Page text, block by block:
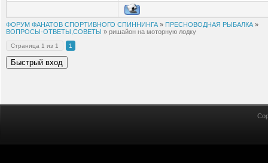
ФОРУМ ФАНАТОВ СПОРТИВНОГО СПИННИНГА » ПРЕСНОВОДНАЯ РЫБАЛКА »
ВОПРОСЫ-ОТВЕТЫ,СОВЕТЫ » ришайон на моторную лодку
Страница 1 из 1 1